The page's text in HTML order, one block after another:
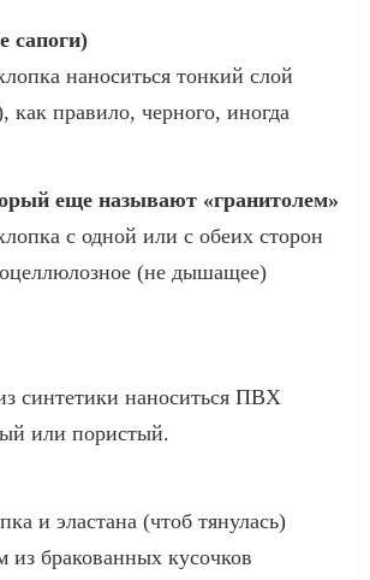
сапоги)
наноситься тонкий слой
как правило, черного, иногда
еще называют «гранитолем»
с одной или с обеих сторон
(не дышащее)
синтетики наноситься ПВХ
или пористый.
и эластана (чтоб тянулась)
из бракованных кусочков